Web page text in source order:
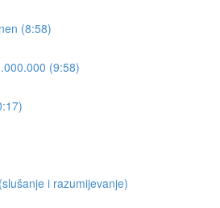
(8:58)
(9:58)
i razumijevanje)